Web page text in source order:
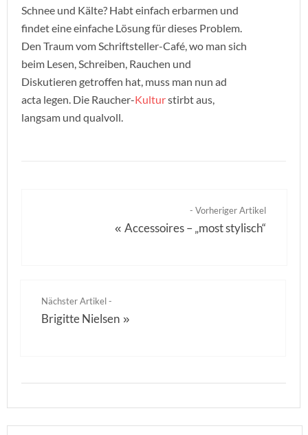
Schnee und Kälte? Habt einfach erbarmen und
findet eine einfache Lösung für dieses Problem.
Den Traum vom Schriftsteller-Café, wo man sich
beim Lesen, Schreiben, Rauchen und
Diskutieren getroffen hat, muss man nun ad
acta legen. Die Raucher-Kulturstirbt aus,
langsam und qualvoll.
- Vorheriger Artikel
«Accessoires – „most stylisch“
Nächster Artikel -
Brigitte Nielsen »